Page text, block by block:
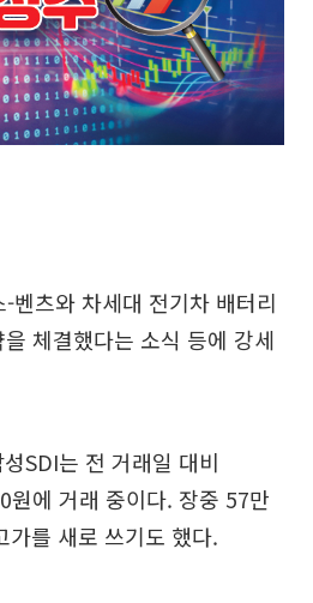
벤츠와 차세대 전기차 배터리
체결했다는 소식 등에 강세
SDI는 전 거래일 대비
에 거래 중이다. 장중 57만
를 새로 쓰기도 했다.